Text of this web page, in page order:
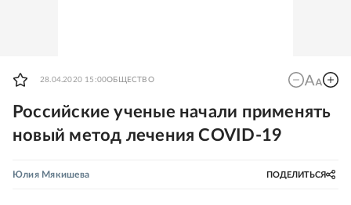
28.04.2020 15:00ОБЩЕСТВО
Российские ученые начали применять
новый метод лечения COVID-19
Юлия Мякишева ПОДЕЛИТЬСЯ